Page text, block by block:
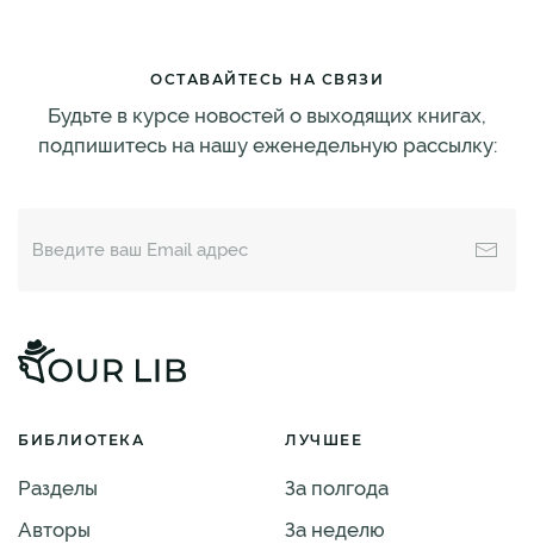
ОСТАВАЙТЕСЬ НА СВЯЗИ
Будьте в курсе новостей о выходящих книгах,
подпишитесь на нашу еженедельную рассылку:
БИБЛИОТЕКА
Разделы
Авторы
ЛУЧШЕЕ
За полгода
За неделю